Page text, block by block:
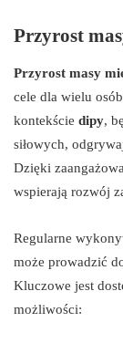
Przyrost
Przyrost masy
cele dla wielu
kontekście dipy,
siłowych,
Dzięki
wspierają rozwój
Regularne
może prowadzić
Kluczowe jest
możliwości: